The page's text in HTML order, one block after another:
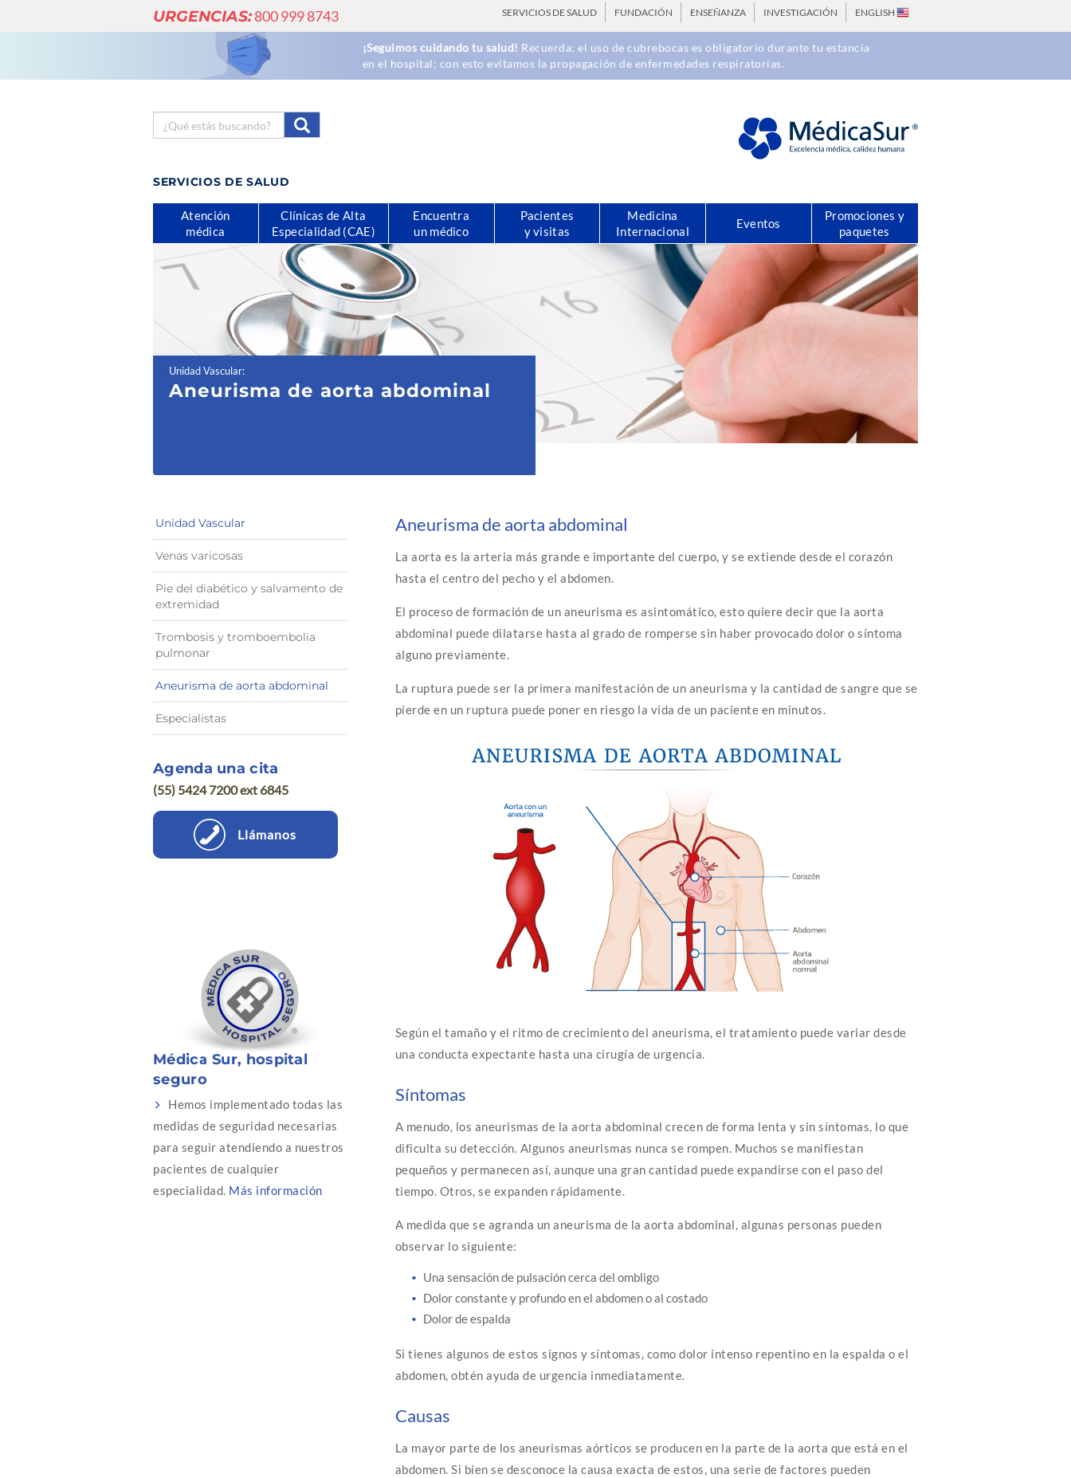
URGENCIAS:800 999 8743 SERVICIOS DE SALUD FUNDACIÓN ENSEÑANZA INVESTIGACIÓN ENGLISH
¡Seguimos cuidando tu salud! Recuerda: el uso de cubrebocas es obligatorio durante tu estancia
en el hospital; con esto evitamos la propagación de enfermedades respiratorias.
SERVICIOS DE SALUD
Atención
médica
Clínicas de Alta
Especialidad (CAE)
Encuentra
un médico
Pacientes
y visitas
Medicina
Internacional
Eventos
Promociones y
paquetes
Unidad Vascular:
Aneurisma de aorta abdominal
Aneurisma de aorta abdominal
La aorta es la arteria más grande e importante del cuerpo, y se extiende desde el corazón
hasta el centro del pecho y el abdomen.
El proceso de formación de un aneurisma es asintomático, esto quiere decir que la aorta
abdominal puede dilatarse hasta al grado de romperse sin haber provocado dolor o síntoma
alguno previamente.
La ruptura puede ser la primera manifestación de un aneurisma y la cantidad de sangre que se
pierde en un ruptura puede poner en riesgo la vida de un paciente en minutos.
Según el tamaño y el ritmo de crecimiento del aneurisma, el tratamiento puede variar desde
una conducta expectante hasta una cirugía de urgencia.
Síntomas
A menudo, los aneurismas de la aorta abdominal crecen de forma lenta y sin síntomas, lo que
dificulta su detección. Algunos aneurismas nunca se rompen. Muchos se manifiestan
pequeños y permanecen así, aunque una gran cantidad puede expandirse con el paso del
tiempo. Otros, se expanden rápidamente.
A medida que se agranda un aneurisma de la aorta abdominal, algunas personas pueden
observar lo siguiente:
Una sensación de pulsación cerca del ombligo
Dolor constante y profundo en el abdomen o al costado
Dolor de espalda
Si tienes algunos de estos signos y síntomas, como dolor intenso repentino en la espalda o el
abdomen, obtén ayuda de urgencia inmediatamente.
Causas
La mayor parte de los aneurismas aórticos se producen en la parte de la aorta que está en el
abdomen. Si bien se desconoce la causa exacta de estos, una serie de factores pueden
Unidad Vascular
Venas varicosas
Pie del diabético y salvamento de
extremidad
Trombosis y tromboembolia
pulmonar
Aneurisma de aorta abdominal
Especialistas
Agenda una cita
(55) 5424 7200 ext 6845
Llámanos
Médica Sur, hospital
seguro
Hemos implementado todas las
medidas de seguridad necesarias
para seguir atendiendo a nuestros
pacientes de cualquier
especialidad. Más información